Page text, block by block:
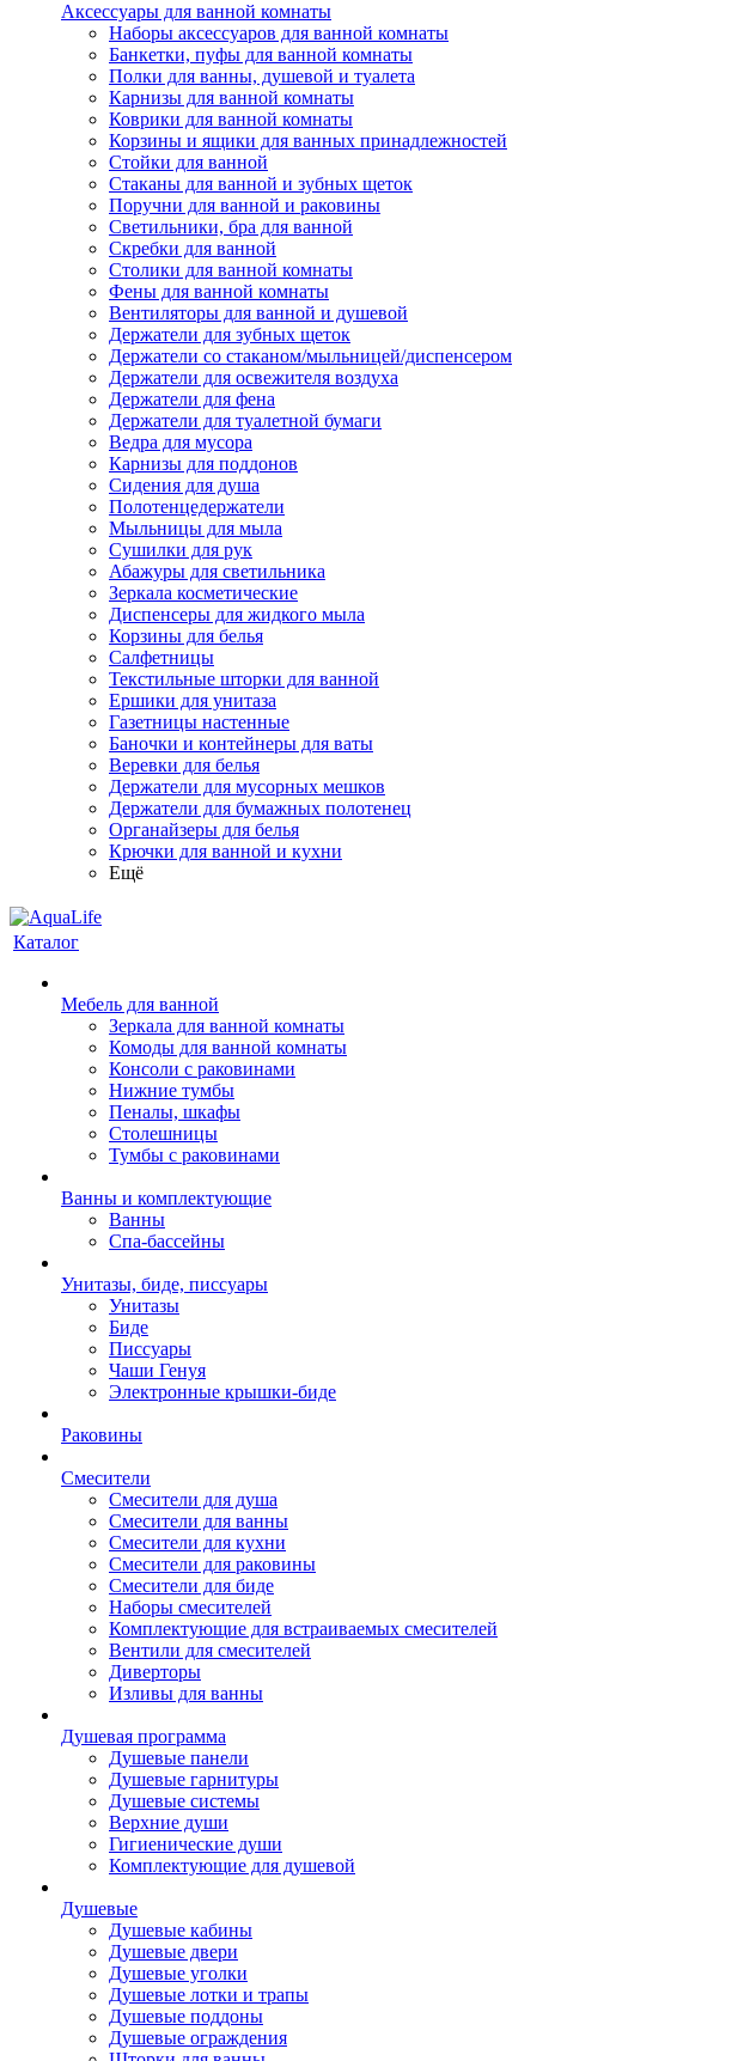
Аксессуары для ванной комнаты
Наборы аксессуаров для ванной комнаты
Банкетки, пуфы для ванной комнаты
Полки для ванны, душевой и туалета
Карнизы для ванной комнаты
Коврики для ванной комнаты
Корзины и ящики для ванных принадлежностей
Стойки для ванной
Стаканы для ванной и зубных щеток
Поручни для ванной и раковины
Светильники, бра для ванной
Скребки для ванной
Столики для ванной комнаты
Фены для ванной комнаты
Вентиляторы для ванной и душевой
Держатели для зубных щеток
Держатели со стаканом/мыльницей/диспенсером
Держатели для освежителя воздуха
Держатели для фена
Держатели для туалетной бумаги
Ведра для мусора
Карнизы для поддонов
Сидения для душа
Полотенцедержатели
Мыльницы для мыла
Сушилки для рук
Абажуры для светильника
Зеркала косметические
Диспенсеры для жидкого мыла
Корзины для белья
Салфетницы
Текстильные шторки для ванной
Ершики для унитаза
Газетницы настенные
Баночки и контейнеры для ваты
Веревки для белья
Держатели для мусорных мешков
Держатели для бумажных полотенец
Органайзеры для белья
Крючки для ванной и кухни
Ещё
Каталог
Мебель для ванной
Зеркала для ванной комнаты
Комоды для ванной комнаты
Консоли с раковинами
Нижние тумбы
Пеналы, шкафы
Столешницы
Тумбы с раковинами
Ванны и комплектующие
Ванны
Спа-бассейны
Унитазы, биде, писсуары
Унитазы
Биде
Писсуары
Чаши Генуя
Электронные крышки-биде
Раковины
Смесители
Смесители для душа
Смесители для ванны
Смесители для кухни
Смесители для раковины
Смесители для биде
Наборы смесителей
Комплектующие для встраиваемых смесителей
Вентили для смесителей
Диверторы
Изливы для ванны
Душевая программа
Душевые панели
Душевые гарнитуры
Душевые системы
Верхние души
Гигиенические души
Комплектующие для душевой
Душевые
Душевые кабины
Душевые двери
Душевые уголки
Душевые лотки и трапы
Душевые поддоны
Душевые ограждения